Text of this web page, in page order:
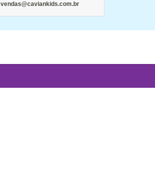
vendas@caviankids.com.br